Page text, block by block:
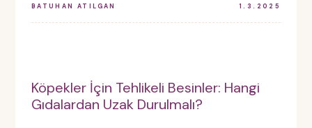
BATUHAN ATILGAN 1.3.2025
Köpekler İçin Tehlikeli Besinler: Hangi
Gıdalardan Uzak Durulmalı?